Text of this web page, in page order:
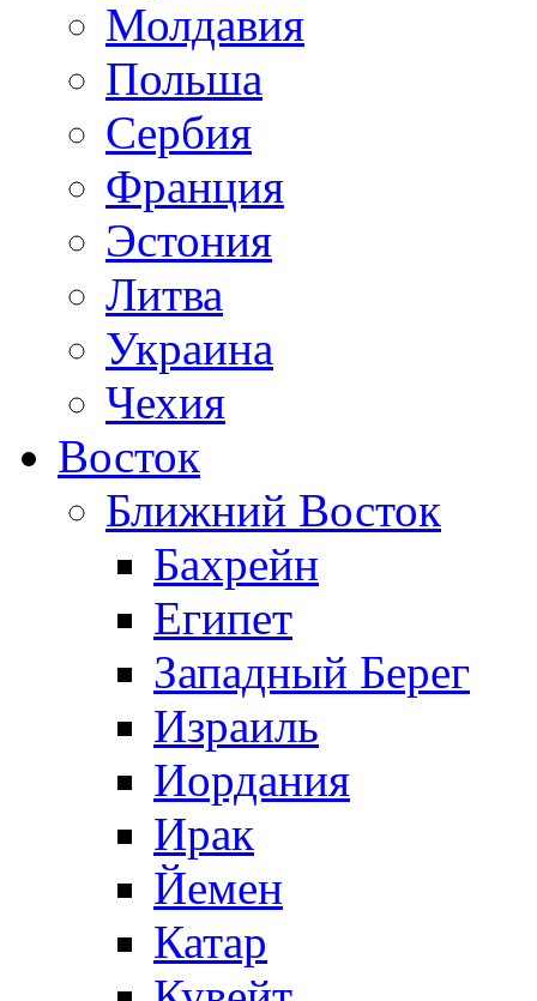
Молдавия
Польша
Сербия
Франция
Эстония
Литва
Украина
Чехия
Восток
Ближний Восток
Бахрейн
Египет
Западный Берег
Израиль
Иордания
Ирак
Йемен
Катар